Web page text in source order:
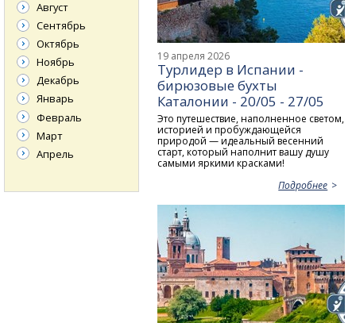
19 апреля 2026
Турлидер в Испании -
бирюзовые бухты
Каталонии - 20/05 - 27/05
Это путешествие, наполненное светом,
историей и пробуждающейся
природой — идеальный весенний
старт, который наполнит вашу душу
самыми яркими красками!
Подробнее
Август
Сентябрь
Октябрь
Ноябрь
Декабрь
Январь
Февраль
Март
Апрель